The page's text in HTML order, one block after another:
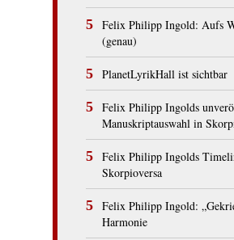
Felix Philipp Ingold: Aufs
(genau)
PlanetLyrikHall ist sichtbar
Felix Philipp Ingolds
Manuskriptauswahl in
Felix Philipp Ingolds
Skorpioversa
Felix Philipp Ingold:
Harmonie